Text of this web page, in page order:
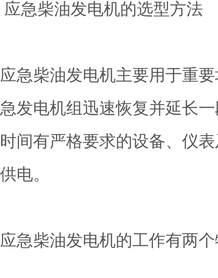
应急柴油发电机的选型方法
应急柴油发电机主要用于重
急发电机组迅速恢复并延长
时间有严格要求的设备、仪
供电。
应急柴油发电机的工作有两